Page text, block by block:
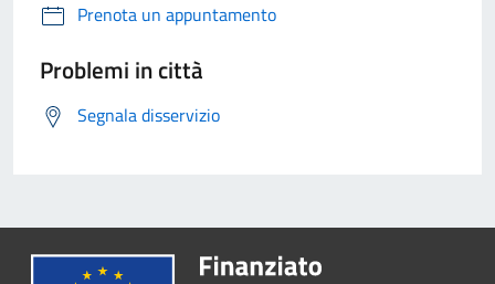
Prenota un appuntamento
Problemi in città
Segnala disservizio